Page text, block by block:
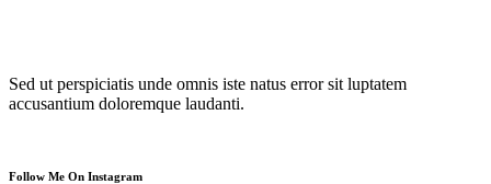
Sed ut perspiciatis unde omnis iste natus error sit luptatem
accusantium doloremque laudanti.
Follow Me On Instagram